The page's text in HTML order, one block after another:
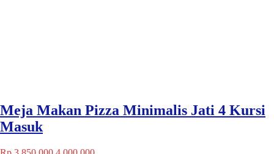
Meja Makan Pizza Minimalis Jati 4 Kursi
Masuk